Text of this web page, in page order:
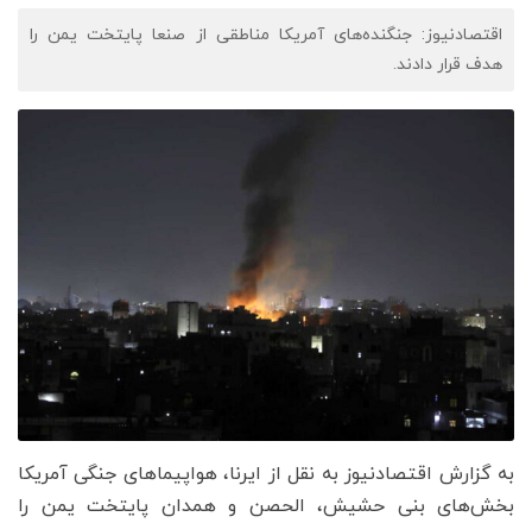
اقتصادنیوز: جنگنده‌های آمریکا مناطقی از صنعا پایتخت یمن را
هدف قرار دادند.
به گزارش اقتصادنیوز به نقل از ایرنا، هواپیماهای جنگی آمریکا
بخش‌های بنی حشیش، الحصن و همدان پایتخت یمن را